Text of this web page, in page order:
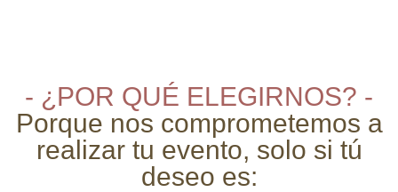
- ¿POR QUÉ ELEGIRNOS? -
Porque nos comprometemos a
realizar tu evento, solo si tú
deseo es: